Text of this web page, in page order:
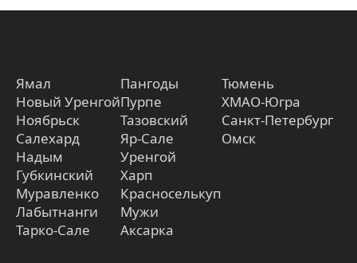
Ямал
Новый Уренгой
Ноябрьск
Салехард
Надым
Губкинский
Муравленко
Лабытнанги
Тарко-Сале
Пангоды
Пурпе
Тазовский
Яр-Сале
Уренгой
Харп
Красноселькуп
Мужи
Аксарка
Тюмень
ХМАО-Югра
Санкт-Петербург
Омск